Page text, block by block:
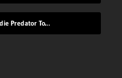
Xavi, Van Persie & Co. gegen die Predator Todeszonen